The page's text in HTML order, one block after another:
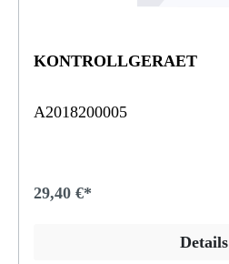
KONTROLLGERAET
A2018200005
29,40 €*
Details